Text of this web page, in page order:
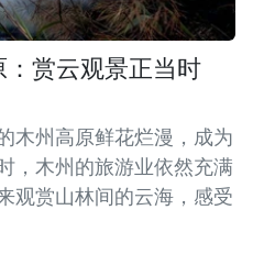
赏云观景正当时
木州高原鲜花烂漫，成为
，木州的旅游业依然充满
观赏山林间的云海，感受